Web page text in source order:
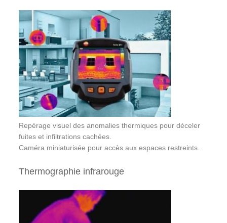
Repérage visuel des anomalies thermiques pour déceler
fuites et infiltrations cachées.
Caméra miniaturisée pour accès aux espaces restreints.
Thermographie infrarouge